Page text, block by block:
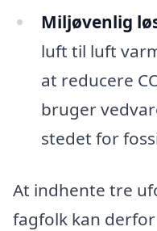
Miljøvenlig
luft til luft
at reducere
bruger
stedet for
At indhente tre
fagfolk kan